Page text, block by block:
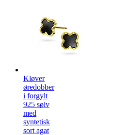
Kløver
øredobber
i forgylt
925 sølv
med
syntetisk
sort agat